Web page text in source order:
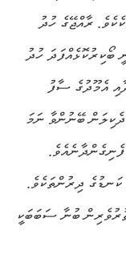
ރާއްޖޭގެ ހުދު
ބޯކިރުކޮޅެއްފަދަ ހުދު
އެމޫދުގެ ސާފު
ބޭނުންވާ ނަމަ
ދިރުންތަކެވެ.
ބުނާ ސަބަބަކީ